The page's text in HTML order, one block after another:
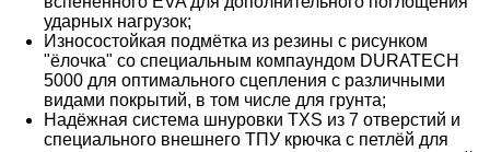
ударных нагрузок;
Износостойкая подмётка из резины с рисунком
"ёлочка" со специальным компаундом DURATECH
5000 для оптимального сцепления с различными
видами покрытий, в том числе для грунта;
Надёжная система шнуровки TXS из 7 отверстий и
специального внешнего ТПУ крючка с петлёй для